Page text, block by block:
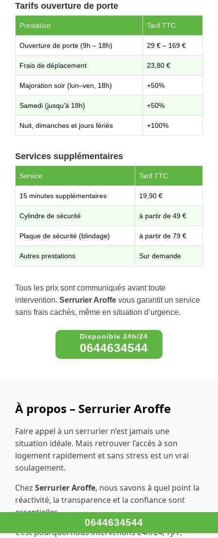
Tarifs ouverture de porte
Prestation Tarif TTC
Ouverture de porte (9h – 18h) 29 € – 169 €
Frais de déplacement 23,80 €
Majoration soir (lun–ven, 18h) +50%
Samedi (jusqu’à 18h) +50%
Nuit, dimanches et jours fériés +100%
Services supplémentaires
Service Tarif TTC
15 minutes supplémentaires 19,90 €
Cylindre de sécurité à partir de 49 €
Plaque de sécurité (blindage) à partir de 79 €
Autres prestations Sur demande
Tous les prix sont communiqués avant toute
intervention. Serrurier Aroffe vous garantit un service
sans frais cachés, même en situation d’urgence.
0644634544
À propos – Serrurier Aroffe
Faire appel à un serrurier n’est jamais une
situation idéale. Mais retrouver l’accès à son
logement rapidement et sans stress est un vrai
soulagement.
Chez Serrurier Aroffe, nous savons à quel point la
réactivité, la transparence et la confiance sont
essentielles.
C’est pourquoi nous intervenons 24h/24, 7j/7,
0644634544